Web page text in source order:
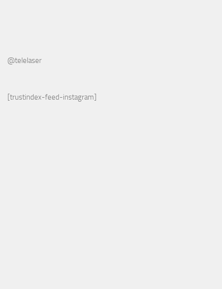
@telelaser
[trustindex-feed-instagram]